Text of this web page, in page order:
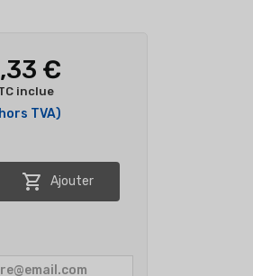
€
inclue
TVA)
 Ajouter